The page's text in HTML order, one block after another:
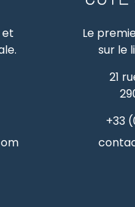
et
Le
sur le
21
+33